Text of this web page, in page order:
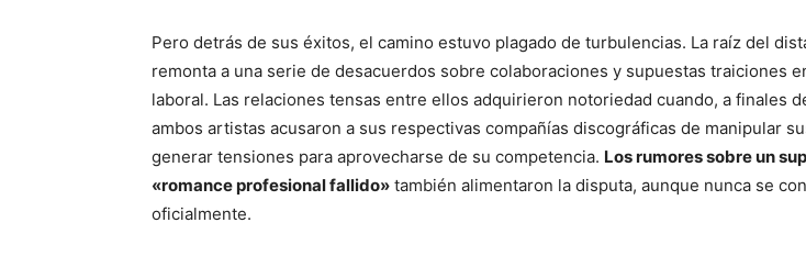
Pero detrás de sus éxitos, el camino estuvo plagado de turbulencias. La raíz del
remonta a una serie de desacuerdos sobre colaboraciones y supuestas traiciones
laboral. Las relaciones tensas entre ellos adquirieron notoriedad cuando, a finales
ambos artistas acusaron a sus respectivas compañías discográficas de manipular
generar tensiones para aprovecharse de su competencia. Los rumores sobre un
«romance profesional fallido» también alimentaron la disputa, aunque nunca se
oficialmente.